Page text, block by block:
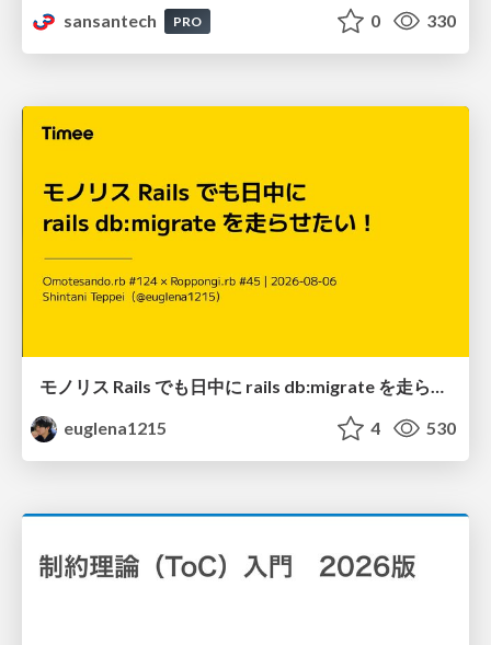
sansantech
PRO 0 330
モノリス Rails でも日中に rails db:migrate を走らせたい！ / Daytime rails db:migrate on Monolithic Rails!
euglena1215
4 530